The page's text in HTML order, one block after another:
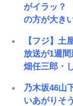
がイラッ？
の方が大き
【フジ】土
放送が1週
畑任三郎・
乃木坂46山
いあがりそ